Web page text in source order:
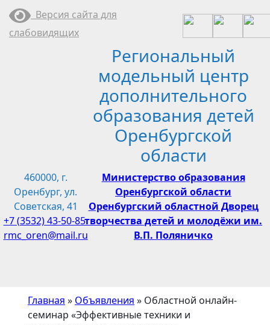
Перейти
содержимому
Версия сайта для
слабовидящих
Региональный
модельный центр
дополнительного
образования детей
Оренбургской
области
460000, г.
Оренбург, ул.
Советская, 41
+7 (3532) 43-50-85
rmc_oren@mail.ru
Министерство образования
Оренбургской области
Оренбургский областной Дворец
творчества детей и молодёжи им.
В.П. Поляничко
Главная » Объявления » Областной онлайн-
семинар «Эффективные техники и